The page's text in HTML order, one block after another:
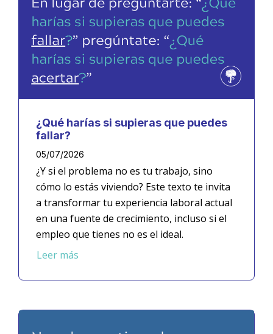
¿Qué harías si supieras que puedes
fallar?
05/07/2026
¿Y si el problema no es tu trabajo, sino
cómo lo estás viviendo? Este texto te invita
a transformar tu experiencia laboral actual
en una fuente de crecimiento, incluso si el
empleo que tienes no es el ideal.
Leer más